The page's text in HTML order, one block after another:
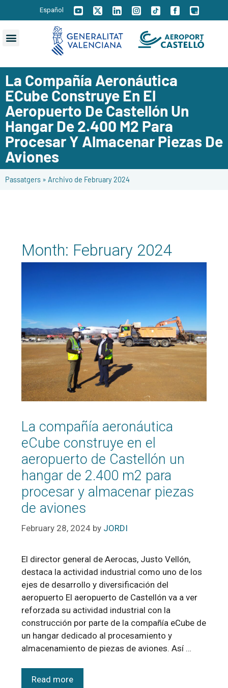
Español
La Compañía Aeronáutica
ECube Construye En El
Aeropuerto De Castellón Un
Hangar De 2.400 M2 Para
Procesar Y Almacenar Piezas De
Aviones
Passatgers » Archivo de February 2024
Month: February 2024
La compañía aeronáutica
eCube construye en el
aeropuerto de Castellón un
hangar de 2.400 m2 para
procesar y almacenar piezas
de aviones
February 28, 2024 by JORDI
El director general de Aerocas, Justo Vellón,
destaca la actividad industrial como uno de los
ejes de desarrollo y diversificación del
aeropuerto El aeropuerto de Castellón va a ver
reforzada su actividad industrial con la
construcción por parte de la compañía eCube de
un hangar dedicado al procesamiento y
almacenamiento de piezas de aviones. Así …
Read more